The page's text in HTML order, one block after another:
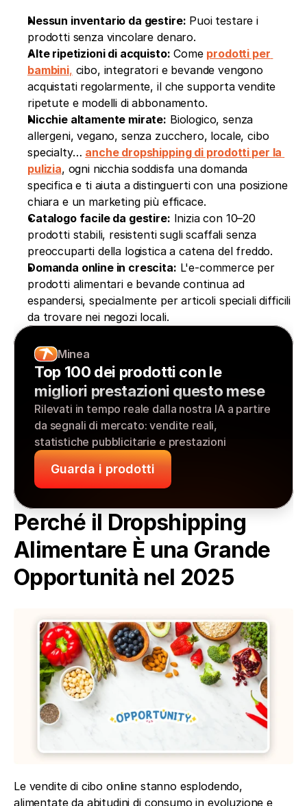
Nessun inventario da gestire: Puoi testare i
prodotti senza vincolare denaro.
Alte ripetizioni di acquisto: Come prodotti per
bambini, cibo, integratori e bevande vengono
acquistati regolarmente, il che supporta vendite
ripetute e modelli di abbonamento.
Nicchie altamente mirate: Biologico, senza
allergeni, vegano, senza zucchero, locale, cibo
specialty… anche dropshipping di prodotti per la
pulizia, ogni nicchia soddisfa una domanda
specifica e ti aiuta a distinguerti con una posizione
chiara e un marketing più efficace.
Catalogo facile da gestire: Inizia con 10–20
prodotti stabili, resistenti sugli scaffali senza
preoccuparti della logistica a catena del freddo.
Domanda online in crescita: L'e-commerce per
prodotti alimentari e bevande continua ad
espandersi, specialmente per articoli speciali difficili
da trovare nei negozi locali.
Minea
Top 100 dei prodotti con le
migliori prestazioni questo mese
Rilevati in tempo reale dalla nostra IA a partire
da segnali di mercato: vendite reali,
statistiche pubblicitarie e prestazioni
Guarda i prodotti
Perché il Dropshipping
Alimentare È una Grande
Opportunità nel 2025
Le vendite di cibo online stanno esplodendo,
alimentate da abitudini di consumo in evoluzione e